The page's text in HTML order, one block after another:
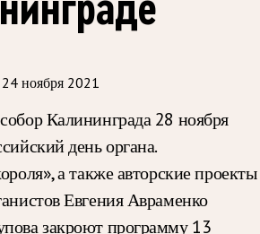
24 ноября 2021
Калининграда 28 ноября
день органа.
а также авторские проекты
Евгения Авраменко
закроют программу 13